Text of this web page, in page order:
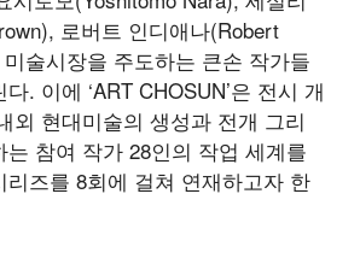
로버트 인디애나(Robert
술시장을 주도하는 큰손 작가들
. 이에 ‘ART CHOSUN’은 전시 개
외 현대미술의 생성과 전개 그리
는 참여 작가 28인의 작업 세계를
리즈를 8회에 걸쳐 연재하고자 한